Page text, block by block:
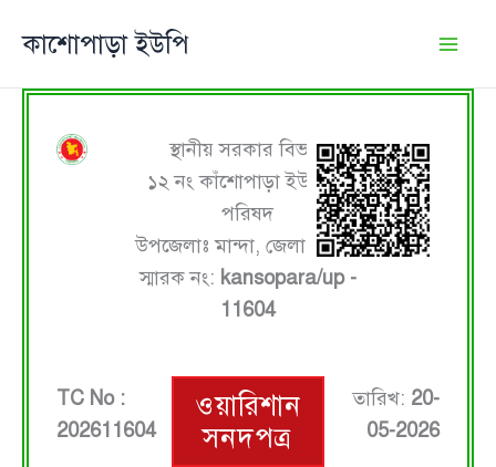
কাশোপাড়া ইউপি
স্থানীয় সরকার বিভাগ
১২ নং কাঁশোপাড়া ইউনিয়ন
পরিষদ
উপজেলাঃ মান্দা, জেলাঃ নওগাঁ
স্মারক নং: kansopara/up -
11604
TC No :
202611604
ওয়ারিশান
সনদপত্র
তারিখ: 20-
05-2026